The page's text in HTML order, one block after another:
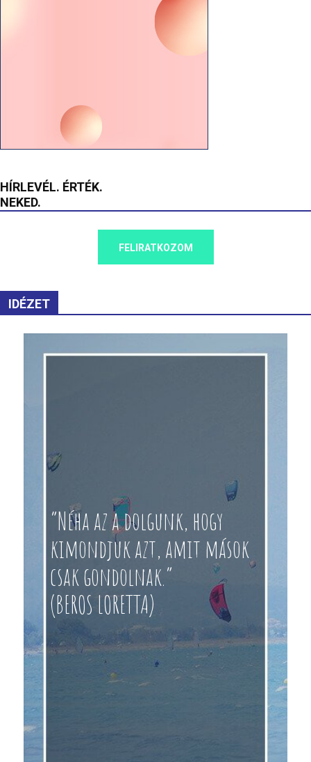
HÍRLEVÉL. ÉRTÉK.
NEKED.
FELIRATKOZOM
IDÉZET
“Néha az a dolgunk, hogy
kimondjuk azt, amit mások
csak gondolnak.”
(BEROS LORETTA)